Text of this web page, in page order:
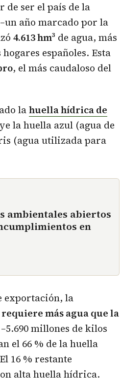
de ser el país de la
año marcado por la
4.613 hm³ de agua, más
españoles. Esta
, el más caudaloso del
lahuella hídrica de
la huella azul (agua de
(agua utilizada para
ambientales abiertos
en
exportación, la
más agua que la
millones de kilos
el 66 % de la huella
16 % restante
alta huella hídrica.